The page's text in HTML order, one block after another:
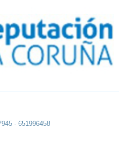
- 651996458